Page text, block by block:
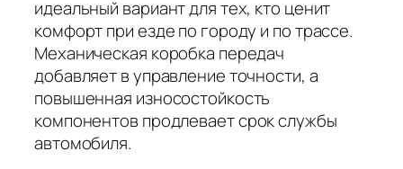
идеальный вариант для тех, кто ценит
комфорт при езде по городу и по трассе.
Механическая коробка передач
добавляет в управление точности, а
повышенная износостойкость
компонентовпродлевает срок службы
автомобиля.